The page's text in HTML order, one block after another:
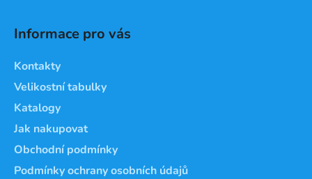
Informace pro vás
Kontakty
Velikostní tabulky
Katalogy
Jak nakupovat
Obchodní podmínky
Podmínky ochrany osobních údajů